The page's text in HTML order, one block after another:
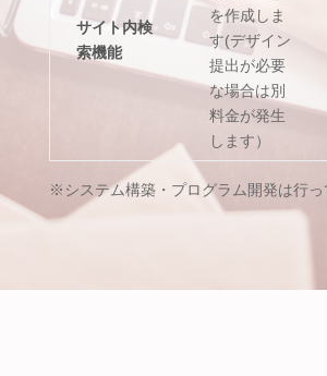
サイト内検
索機能
を作成しま
す(デザイン
提出が必要
な場合は別
料金が発生
します）
※システム構築・プログラム開発は行っ